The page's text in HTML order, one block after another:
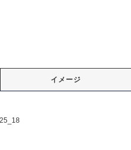
イメージ